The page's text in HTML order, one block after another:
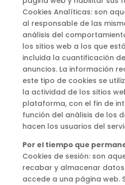
Cookies Analíticas: son
al responsable de las
análisis del
los sitios web a los que
incluida la cuantificación
anuncios. La información
este tipo de cookies se
la actividad de los sitios
plataforma, con el fin de
función del análisis de los
hacen los usuarios del
Por el tiempo que
Cookies de sesión: son
recabar y almacenar
accede a una página web.